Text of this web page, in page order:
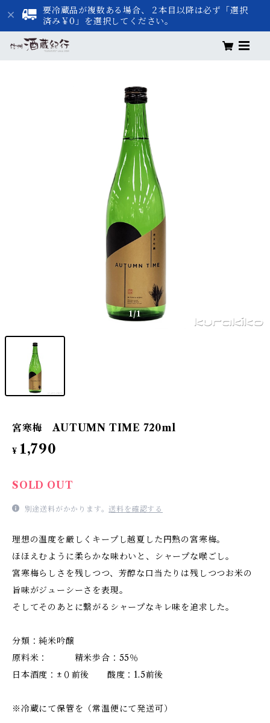
要冷蔵品が複数ある場合、２本目以降は必ず「選択
済み￥0」を選択してください。
1/1
宮寒梅 AUTUMN TIME 720ml
¥ 1,790
SOLD OUT
別途送料がかかります。送料を確認する
理想の温度を厳しくキープし越夏した円熟の宮寒梅。
ほほえむように柔らかな味わいと、シャープな喉ごし。
宮寒梅らしさを残しつつ、芳醇な口当たりは残しつつお米の
旨味がジューシーさを表現。
そしてそのあとに繋がるシャープなキレ味を追求した。
分類：純米吟醸
原料米： 精米歩合：55％
日本酒度：±０前後 酸度：1.5前後
※冷蔵にて保管を（常温便にて発送可）